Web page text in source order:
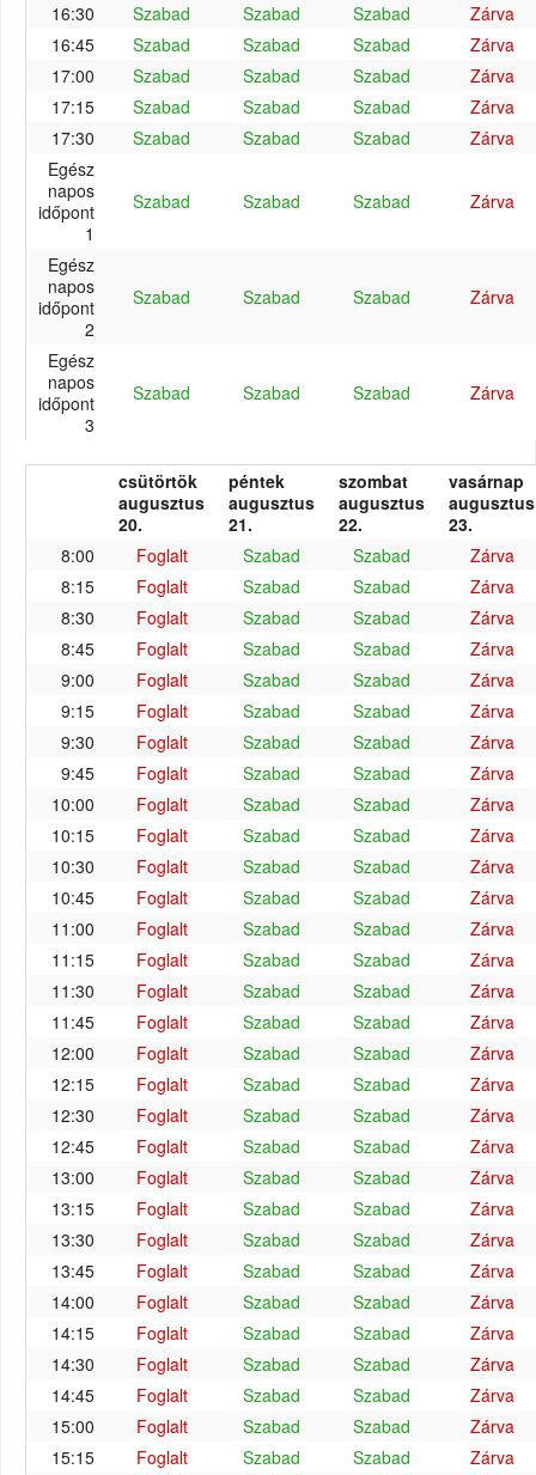
16:30 Szabad Szabad Szabad
Zárva
16:45
Szabad Szabad Szabad
Zárva
17:00
Szabad Szabad Szabad
Zárva
17:15
Szabad Szabad Szabad
Zárva
17:30
Szabad Szabad Szabad
Zárva
Egész
napos
időpont
1
Szabad Szabad Szabad Zárva
Egész
napos
időpont
2
Szabad Szabad Szabad Zárva
Egész
napos
időpont
3
Szabad Szabad Szabad Zárva
csütörtök
augusztus
20.
péntek
augusztus
21.
szombat
augusztus
22.
vasárnap
augusztus
23.
8:00
Foglalt Szabad Szabad
Zárva
8:15
Foglalt Szabad Szabad
Zárva
8:30
Foglalt Szabad Szabad
Zárva
8:45
Foglalt Szabad Szabad
Zárva
9:00
Foglalt Szabad Szabad
Zárva
9:15
Foglalt Szabad Szabad
Zárva
9:30
Foglalt Szabad Szabad
Zárva
9:45
Foglalt Szabad Szabad
Zárva
10:00
Foglalt Szabad Szabad
Zárva
10:15
Foglalt Szabad Szabad
Zárva
10:30
Foglalt Szabad Szabad
Zárva
10:45
Foglalt Szabad Szabad
Zárva
11:00
Foglalt Szabad Szabad
Zárva
11:15
Foglalt Szabad Szabad
Zárva
11:30
Foglalt Szabad Szabad
Zárva
11:45
Foglalt Szabad Szabad
Zárva
12:00
Foglalt Szabad Szabad
Zárva
12:15
Foglalt Szabad Szabad
Zárva
12:30
Foglalt Szabad Szabad
Zárva
12:45
Foglalt Szabad Szabad
Zárva
13:00
Foglalt Szabad Szabad
Zárva
13:15
Foglalt Szabad Szabad
Zárva
13:30
Foglalt Szabad Szabad
Zárva
13:45
Foglalt Szabad Szabad
Zárva
14:00
Foglalt Szabad Szabad
Zárva
14:15
Foglalt Szabad Szabad
Zárva
14:30
Foglalt Szabad Szabad
Zárva
14:45
Foglalt Szabad Szabad
Zárva
15:00
Foglalt Szabad Szabad
Zárva
15:15
Foglalt Szabad Szabad
Zárva